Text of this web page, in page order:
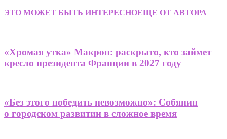
ЭТО МОЖЕТ БЫТЬ ИНТЕРЕСНОЕЩЕ ОТ АВТОРА
«Хромая утка» Макрон: раскрыто, кто займет
кресло президента Франции в 2027 году
«Без этого победить невозможно»: Собянин
о городском развитии в сложное время